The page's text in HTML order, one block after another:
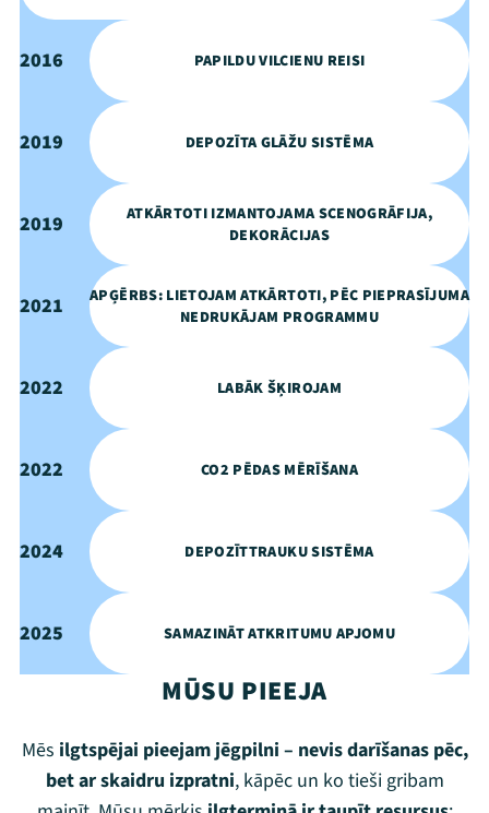
2016 PAPILDU VILCIENU REISI
2019 DEPOZĪTA GLĀŽU SISTĒMA
2019
ATKĀRTOTI IZMANTOJAMA SCENOGRĀFIJA,
DEKORĀCIJAS
2021
APĢĒRBS: LIETOJAM ATKĀRTOTI, PĒC PIEPRASĪJUMA
NEDRUKĀJAM PROGRAMMU
2022 LABĀK ŠĶIROJAM
2022 CO2 PĒDAS MĒRĪŠANA
2024 DEPOZĪTTRAUKU SISTĒMA
2025 SAMAZINĀT ATKRITUMU APJOMU
MŪSU PIEEJA
Mēs ilgtspējai pieejam jēgpilni – nevis darīšanas pēc,
bet ar skaidru izpratni, kāpēc un ko tieši gribam